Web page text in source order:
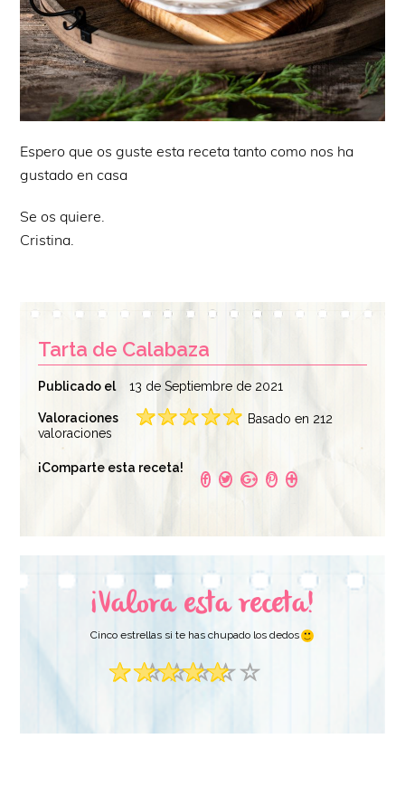
Espero que os guste esta receta tanto como nos ha
gustado en casa
Se os quiere.
Cristina.
Tarta de Calabaza
Publicado el 13 de Septiembre de 2021
Valoraciones
Basado en 212
valoraciones
¡Comparte esta receta!
¡Valora esta receta!
Cinco estrellas si te has chupado los dedos